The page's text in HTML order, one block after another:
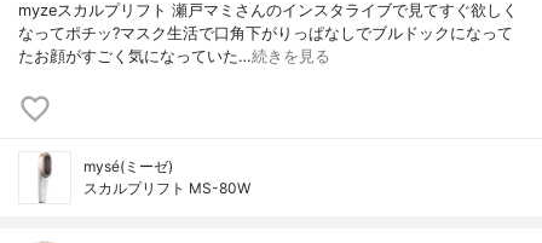
myzeスカルプリフト 瀬戸マミさんのインスタライブで見てすぐ欲しく
なってポチッ?マスク生活で口角下がりっぱなしでブルドックになって
たお顔がすごく気になっていた…続きを見る
mysé(ミーゼ)
スカルプリフト MS-80W